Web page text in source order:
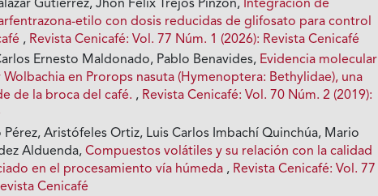
Gutiérrez, Jhon Félix Trejos Pinzón, Integración de
etilo con dosis reducidas de glifosato para control
, Revista Cenicafé: Vol. 77 Núm. 1 (2026): Revista Cenicafé
Ernesto Maldonado, Pablo Benavides, Evidencia molecular
en Prorops nasuta (Hymenoptera: Bethylidae), una
de la broca del café. , Revista Cenicafé: Vol. 70 Núm. 2 (2019):
Pérez, Aristófeles Ortiz, Luis Carlos Imbachí Quinchúa, Mario
Alduenda,Compuestos volátiles y su relación con la calidad
en el procesamiento vía húmeda , Revista Cenicafé: Vol. 77
Cenicafé